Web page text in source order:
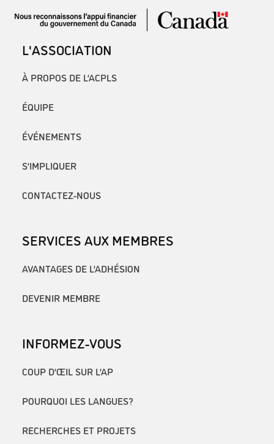
L'ASSOCIATION
À PROPOS DE L’ACPLS
ÉQUIPE
ÉVÉNEMENTS
S’IMPLIQUER
CONTACTEZ-NOUS
SERVICES AUX MEMBRES
AVANTAGES DE L’ADHÉSION
DEVENIR MEMBRE
INFORMEZ-VOUS
COUP D’ŒIL SUR L’AP
POURQUOI LES LANGUES?
RECHERCHES ET PROJETS